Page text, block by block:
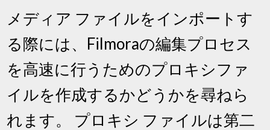
メディア ファイルをインポートす
る際には、Filmoraの編集プロセス
を高速に行うためのプロキシファ
イルを作成するかどうかを尋ねら
れます。 プロキシ ファイルは第二